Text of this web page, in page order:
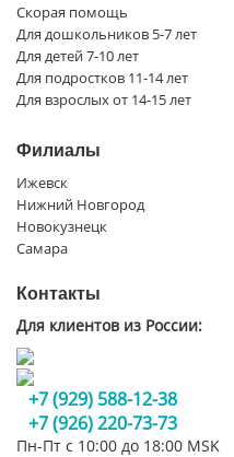
Скорая помощь
Для дошкольников 5-7 лет
Для детей 7-10 лет
Для подростков 11-14 лет
Для взрослых от 14-15 лет
Филиалы
Ижевск
Нижний Новгород
Новокузнецк
Самара
Контакты
Для клиентов из России:
+7 (929) 588-12-38
+7 (926) 220-73-73
Пн-Пт с 10:00 до 18:00 MSK